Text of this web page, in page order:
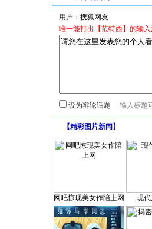
用户：
唯一能打出【范特西】的输入
设为辩论话题
【精彩图片新闻 】
网吧惊现美女作陪上网 现